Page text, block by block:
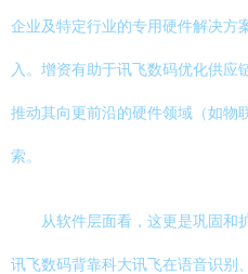
企业及特定行业的专用硬件解决方
入。增资有助于讯飞数码优化供应
推动其向更前沿的硬件领域（如物
索。
从软件层面看，这更是巩固和
讯飞数码背靠科大讯飞在语音识别